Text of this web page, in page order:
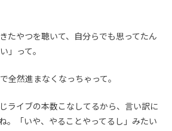
たやつを聴いて、自分らでも思ってたん
」って。
全然進まなくなっちゃって。
ライブの本数こなしてるから、言い訳に
。「いや、やることやってるし」みたい